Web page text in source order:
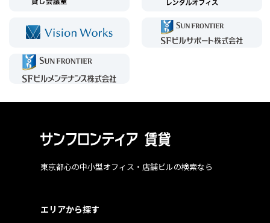
東京都心の中小型オフィス・店舗ビルの検索なら
エリアから探す